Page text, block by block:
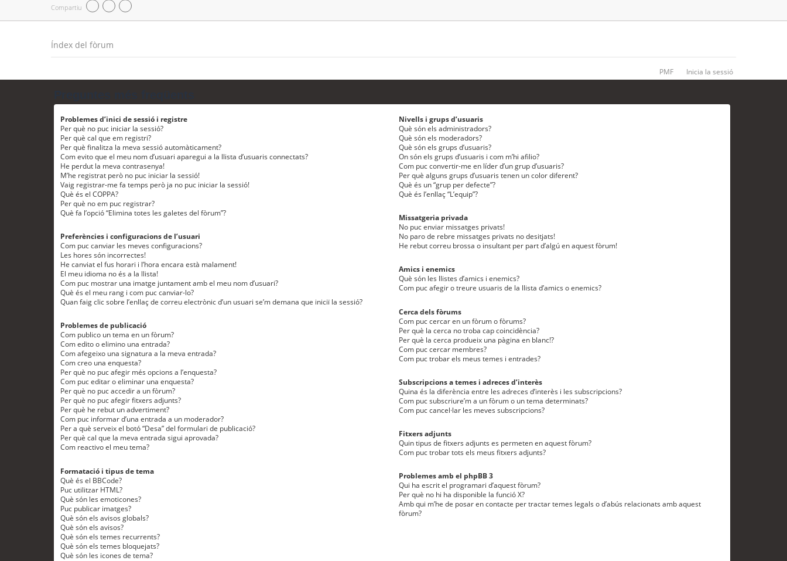
Compartiu
Índex del fòrum
PMF Inicia la sessió
Problemes d’inici de sessió i registre
Per què no puc iniciar la sessió?
Per què cal que em registri?
Per què finalitza la meva sessió automàticament?
Com evito que el meu nom d’usuari aparegui a la llista d’usuaris connectats?
He perdut la meva contrasenya!
M’he registrat però no puc iniciar la sessió!
Vaig registrar-me fa temps però ja no puc iniciar la sessió!
Què és el COPPA?
Per què no em puc registrar?
Què fa l’opció “Elimina totes les galetes del fòrum”?
Preferències i configuracions de l’usuari
Com puc canviar les meves configuracions?
Les hores són incorrectes!
He canviat el fus horari i l’hora encara està malament!
El meu idioma no és a la llista!
Com puc mostrar una imatge juntament amb el meu nom d’usuari?
Què és el meu rang i com puc canviar-lo?
Quan faig clic sobre l’enllaç de correu electrònic d’un usuari se’m demana que iniciï la sessió?
Problemes de publicació
Com publico un tema en un fòrum?
Com edito o elimino una entrada?
Com afegeixo una signatura a la meva entrada?
Com creo una enquesta?
Per què no puc afegir més opcions a l’enquesta?
Com puc editar o eliminar una enquesta?
Per què no puc accedir a un fòrum?
Per què no puc afegir fitxers adjunts?
Per què he rebut un advertiment?
Com puc informar d’una entrada a un moderador?
Per a què serveix el botó “Desa” del formulari de publicació?
Per què cal que la meva entrada sigui aprovada?
Com reactivo el meu tema?
Formatació i tipus de tema
Què és el BBCode?
Puc utilitzar HTML?
Què són les emoticones?
Puc publicar imatges?
Què són els avisos globals?
Què són els avisos?
Què són els temes recurrents?
Què són els temes bloquejats?
Què són les icones de tema?
Nivells i grups d’usuaris
Què són els administradors?
Què són els moderadors?
Què són els grups d’usuaris?
On són els grups d’usuaris i com m’hi afilio?
Com puc convertir-me en líder d’un grup d’usuaris?
Per què alguns grups d’usuaris tenen un color diferent?
Què és un “grup per defecte”?
Què és l’enllaç “L’equip”?
Missatgeria privada
No puc enviar missatges privats!
No paro de rebre missatges privats no desitjats!
He rebut correu brossa o insultant per part d’algú en aquest fòrum!
Amics i enemics
Què són les llistes d’amics i enemics?
Com puc afegir o treure usuaris de la llista d’amics o enemics?
Cerca dels fòrums
Com puc cercar en un fòrum o fòrums?
Per què la cerca no troba cap coincidència?
Per què la cerca produeix una pàgina en blanc!?
Com puc cercar membres?
Com puc trobar els meus temes i entrades?
Subscripcions a temes i adreces d’interès
Quina és la diferència entre les adreces d’interès i les subscripcions?
Com puc subscriure’m a un fòrum o un tema determinats?
Com puc cancel·lar les meves subscripcions?
Fitxers adjunts
Quin tipus de fitxers adjunts es permeten en aquest fòrum?
Com puc trobar tots els meus fitxers adjunts?
Problemes amb el phpBB 3
Qui ha escrit el programari d’aquest fòrum?
Per què no hi ha disponible la funció X?
Amb qui m’he de posar en contacte per tractar temes legals o d’abús relacionats amb aquest
fòrum?